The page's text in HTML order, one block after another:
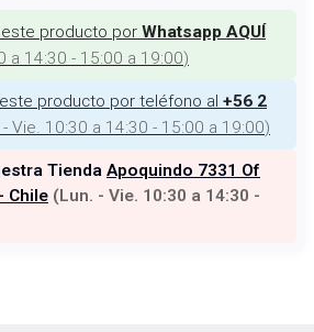
producto por Whatsapp AQUÍ
a 14:30 - 15:00 a 19:00)
producto por teléfono al +56 2
- Vie. 10:30 a 14:30 - 15:00 a 19:00)
Tienda Apoquindo 7331 Of
Chile (Lun. - Vie. 10:30 a 14:30 -